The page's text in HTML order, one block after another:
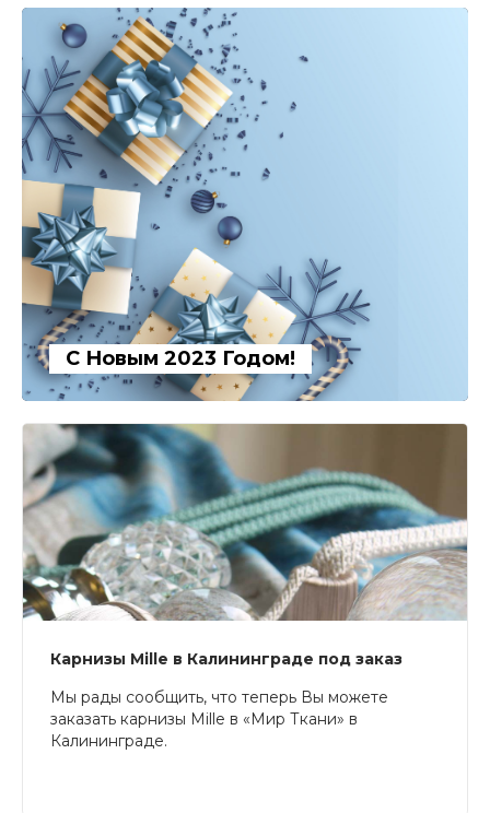
С Новым 2023 Годом!
Карнизы Mille в Калининграде под заказ
Мы рады сообщить, что теперь Вы можете
заказать карнизы Mille в «Мир Ткани» в
Калининграде.